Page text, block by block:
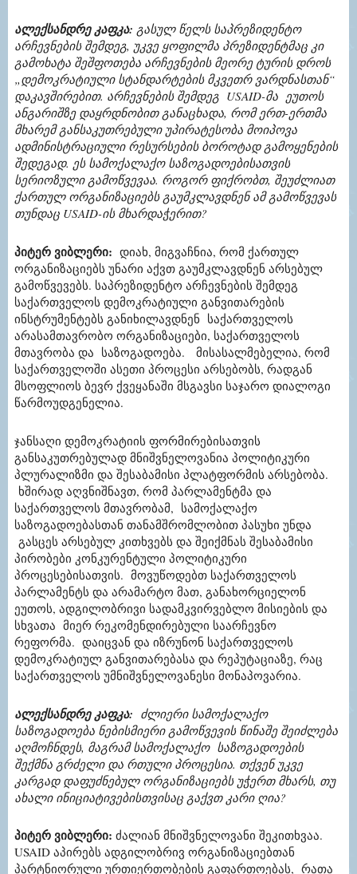
ალექსანდრე კაფკა: გასულ წელს საპრეზიდენტო
არჩევნების შემდეგ, უკვე ყოფილმა პრეზიდენტმაც კი
გამოხატა შეშფოთება არჩევნების მეორე ტურის დროს
„დემოკრატიული სტანდარტების მკვეთრ ვარდნასთან“
დაკავშირებით. არჩევნების შემდეგ USAID-მა ეუთოს
ანგარიშზე დაყრდნობით განაცხადა, რომ ერთ-ერთმა
მხარემ განსაკუთრებული უპირატესობა მოიპოვა
ადმინისტრაციული რესურსების ბოროტად გამოყენების
შედეგად. ეს სამოქალაქო საზოგადოებისათვის
სერიოზული გამოწვევაა. როგორ ფიქრობთ, შეუძლიათ
ქართულ ორგანიზაციებს გაუმკლავდნენ ამ გამოწვევას
თუნდაც USAID-ის მხარდაჭერით?
პიტერ ვიბლერი: ᲓᲘᲐᲮ, ᲛᲘᲒᲕᲐᲩᲜᲘᲐ, ᲠᲝᲛ ᲥᲐᲠᲗᲣᲚ
ᲝᲠᲒᲐᲜᲘᲖᲐᲪᲘᲔᲑᲡ ᲣᲜᲐᲠᲘ ᲐᲥᲕᲗ ᲒᲐᲣᲛᲙᲚᲐᲕᲓᲜᲔᲜ ᲐᲠᲡᲔᲑᲣᲚ
ᲒᲐᲛᲝᲬᲕᲔᲕᲔᲑᲡ. ᲡᲐᲞᲠᲔᲖᲘᲓᲔᲜᲢᲝ ᲐᲠᲩᲔᲕᲜᲔᲑᲘᲡ ᲨᲔᲛᲓᲔᲒ
ᲡᲐᲥᲐᲠᲗᲕᲔᲚᲝᲡ ᲓᲔᲛᲝᲙᲠᲐᲢᲘᲣᲚᲘ ᲒᲐᲜᲕᲘᲗᲐᲠᲔᲑᲘᲡ
ᲘᲜᲡᲢᲠᲣᲛᲔᲜᲢᲔᲑᲡ ᲒᲐᲜᲘᲮᲘᲚᲐᲕᲓᲜᲔᲜ ᲡᲐᲥᲐᲠᲗᲕᲔᲚᲝᲡ
ᲐᲠᲐᲡᲐᲛᲗᲐᲕᲠᲝᲑᲝ ᲝᲠᲒᲐᲜᲘᲖᲐᲪᲘᲔᲑᲘ, ᲡᲐᲥᲐᲠᲗᲕᲔᲚᲝᲡ
ᲛᲗᲐᲕᲠᲝᲑᲐ ᲓᲐ ᲡᲐᲖᲝᲒᲐᲓᲝᲔᲑᲐ. ᲛᲘᲡᲐᲡᲐᲚᲛᲔᲑᲔᲚᲘᲐ, ᲠᲝᲛ
ᲡᲐᲥᲐᲠᲗᲕᲔᲚᲝᲨᲘ ᲐᲡᲔᲗᲘ ᲞᲠᲝᲪᲔᲡᲘ ᲐᲠᲡᲔᲑᲝᲑᲡ, ᲠᲐᲓᲒᲐᲜ
ᲛᲡᲝᲤᲚᲘᲝᲡ ᲑᲔᲕᲠ ᲥᲕᲔᲧᲐᲜᲐᲨᲘ ᲛᲡᲒᲐᲕᲡᲘ ᲡᲐᲯᲐᲠᲝ ᲓᲘᲐᲚᲝᲒᲘ
ᲬᲐᲠᲛᲝᲣᲓᲒᲔᲜᲔᲚᲘᲐ.
ჯანსაღი დემოკრატიის ფორმირებისათვის
განსაკუთრებულად მნიშვნელოვანია პოლიტიკური
პლურალიზმი და შესაბამისი პლატფორმის არსებობა.
ხშირად აღვნიშნავთ, რომ პარლამენტმა და
საქართველოს მთავრობამ, სამოქალაქო
საზოგადოებასთან თანამშრომლობით პასუხი უნდა
გასცეს არსებულ კითხვებს და შეიქმნას შესაბამისი
პირობები კონკურენტული პოლიტიკური
პროცესებისათვის. მოვუწოდებთ საქართველოს
პარლამენტს და არამარტო მათ, განახორციელონ
ეუთოს, ადგილობრივი სადამკვირვებლო მისიების და
სხვათა მიერ რეკომენდირებული საარჩევნო
რეფორმა. დაიცვან და იზრუნონ საქართველოს
დემოკრატიულ განვითარებასა და რეპუტაციაზე, რაც
საქართველოს უმნიშვნელოვანესი მონაპოვარია.
ალექსანდრე კაფკა: ძლიერი სამოქალაქო
საზოგადოება ნებისმიერი გამოწვევის წინაშე შეიძლება
აღმოჩნდეს, მაგრამ სამოქალაქო საზოგადოების
შექმნა გრძელი და რთული პროცესია. თქვენ უკვე
კარგად დაფუძნებულ ორგანიზაციებს უჭერთ მხარს, თუ
ახალი ინიციატივებისთვისაც გაქვთ კარი ღია?
პიტერ ვიბლერი: ძალიან მნიშვნელოვანი შეკითხვაა.
USAID აპირებს ადგილობრივ ორგანიზაციებთან
პარტნიორული ურთიერთობების გაფართოებას, რათა